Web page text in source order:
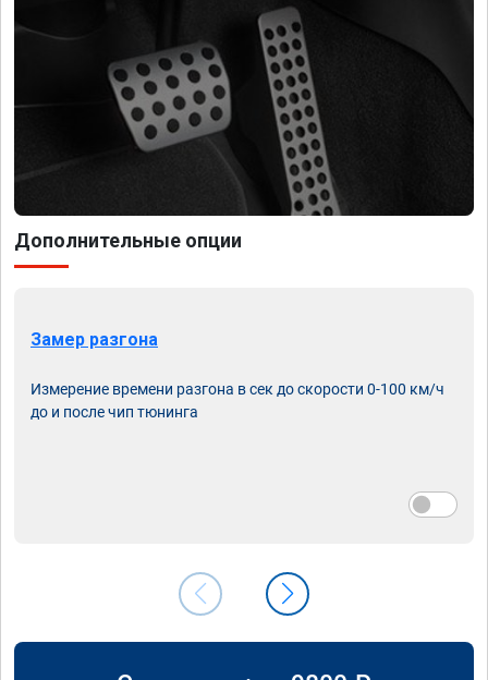
Дополнительные опции
Замер разгона
Измерение времени разгона в сек до скорости 0-100 км/ч
до и после чип тюнинга